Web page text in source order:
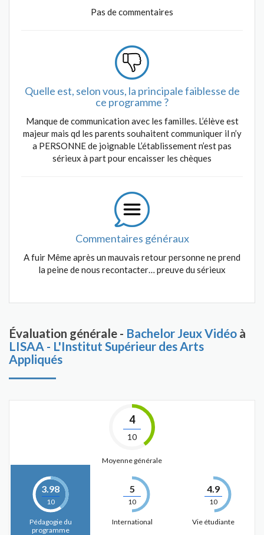
Pas de commentaires
Quelle est, selon vous, la principale faiblesse de
ce programme ?
Manque de communication avec les familles. L’élève est
majeur mais qd les parents souhaitent communiquer il n’y
a PERSONNE de joignable L’établissement n’est pas
sérieux à part pour encaisser les chèques
Commentaires généraux
A fuir Même après un mauvais retour personne ne prend
la peine de nous recontacter… preuve du sérieux
Évaluation générale - Bachelor Jeux Vidéo à
LISAA - L'Institut Supérieur des Arts
Appliqués
4
10
Moyenne générale
3.98
10
Pédagogie du
programme
5
10
International
4.9
10
Vie étudiante